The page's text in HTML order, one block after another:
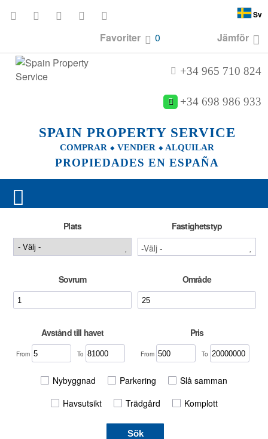
Favoriter 0 Jämför
Sv
SPAIN PROPERTY SERVICE
COMPRAR ⬥ VENDER ⬥ ALQUILAR
PROPIEDADES EN ESPAÑA
+34 965 710 824
+34 698 986 933
Plats Fastighetstyp
Sovrum Område
Avstånd till havet
From To
Pris
From To
Nybyggnad Parkering
Slå samman
Havsutsikt
Trädgård Komplott
Sök